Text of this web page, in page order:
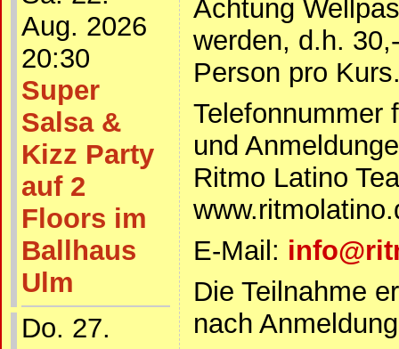
Aug. 2026
20:30
Super
Salsa &
Kizz Party
auf 2
Floors im
Ballhaus
Ulm
Do. 27.
Achtung
werden, d.h.
Person pro
Telefonnummer
und
Ritmo Latino
E-Mail:
Die Teilnahme
nach